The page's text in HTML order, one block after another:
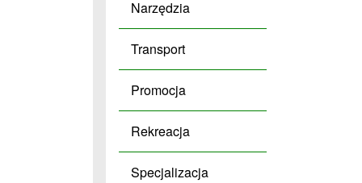
Narzędzia
Transport
Promocja
Rekreacja
Specjalizacja